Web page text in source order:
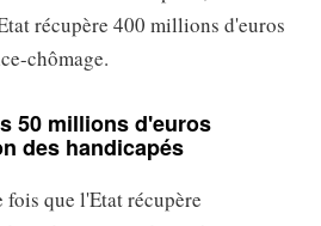
récupère 400 millions d'euros
chômage.
50 millions d'euros
des handicapés
fois que l'Etat récupère